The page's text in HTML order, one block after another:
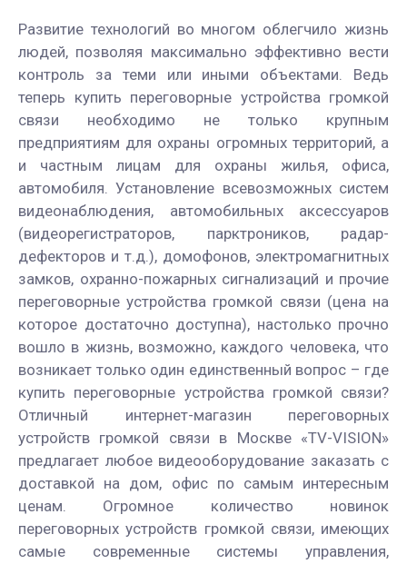
Развитие технологий во многом облегчило жизнь
людей, позволяя максимально эффективно вести
контроль за теми или иными объектами. Ведь
теперь купить переговорные устройства громкой
связи необходимо не только крупным
предприятиям для охраны огромных территорий, а
и частным лицам для охраны жилья, офиса,
автомобиля. Установление всевозможных систем
видеонаблюдения, автомобильных аксессуаров
(видеорегистраторов, парктроников, радар-
дефекторов и т.д.), домофонов, электромагнитных
замков, охранно-пожарных сигнализаций и прочие
переговорные устройства громкой связи (цена на
которое достаточно доступна), настолько прочно
вошло в жизнь, возможно, каждого человека, что
возникает только один единственный вопрос – где
купить переговорные устройства громкой связи?
Отличный интернет-магазин переговорных
устройств громкой связи в Москве «TV-VISION»
предлагает любое видеооборудование заказать с
доставкой на дом, офис по самым интересным
ценам. Огромное количество новинок
переговорных устройств громкой связи, имеющих
самые современные системы управления,